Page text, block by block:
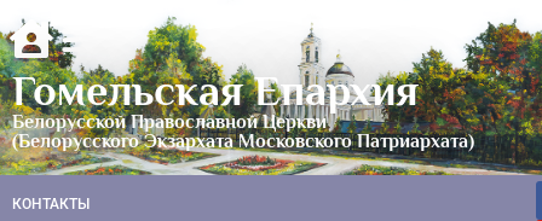
Гомельская Епархия
Белорусской Православной Церкви
(Белорусского Экзархата Московского Патриархата)
КОНТАКТЫ